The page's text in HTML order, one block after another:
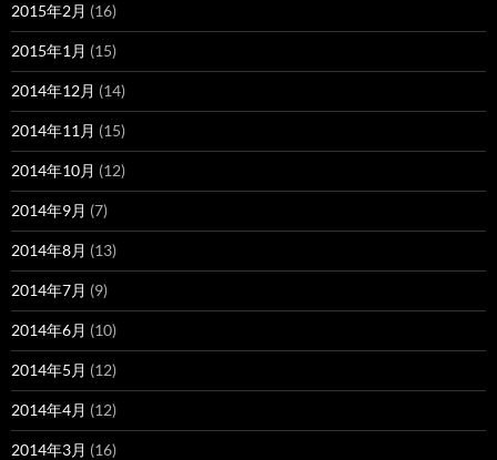
2015年2月 (16)
2015年1月 (15)
2014年12月 (14)
2014年11月 (15)
2014年10月 (12)
2014年9月 (7)
2014年8月 (13)
2014年7月 (9)
2014年6月 (10)
2014年5月 (12)
2014年4月 (12)
2014年3月 (16)